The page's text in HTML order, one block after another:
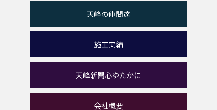
天峰の仲間達
施工実績
天峰新聞心ゆたかに
会社概要